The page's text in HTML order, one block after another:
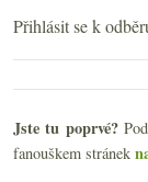
Přihlásit se k
Jste tu poprvé?
fanouškem stránek